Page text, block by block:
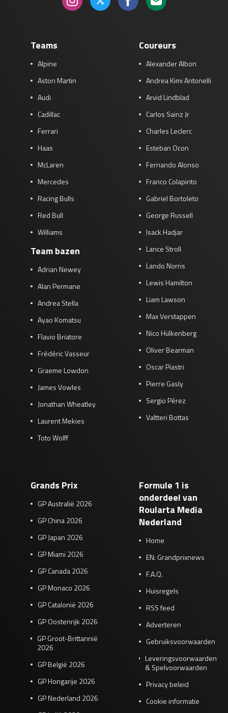
Teams
Alpine
Aston Martin
Audi
Cadillac
Ferrari
Haas
McLaren
Mercedes
Racing Bulls
Red Bull
Williams
Team bazen
Adrian Newey
Alan Permane
Andrea Stella
Ayao Komatsu
Flavio Briatore
Frédéric Vasseur
Graeme Lowdon
James Vowles
Jonathan Wheatley
Laurent Mekies
Toto Wolff
Coureurs
Alexander Albon
Andrea Kimi Antonelli
Arvid Lindblad
Carlos Sainz Jr
Charles Leclerc
Esteban Ocon
Fernando Alonso
Franco Colapinto
Gabriel Bortoleto
George Russell
Isack Hadjar
Lance Stroll
Lando Norris
Lewis Hamilton
Liam Lawson
Max Verstappen
Nico Hülkenberg
Oliver Bearman
Oscar Piastri
Pierre Gasly
Sergio Pérez
Valtteri Bottas
Grands Prix
GP Australië 2026
GP China 2026
GP Japan 2026
GP Miami 2026
GP Canada 2026
GP Monaco 2026
GP Catalonië 2026
GP Oostenrijk 2026
GP Groot-Brittannië
2026
GP België 2026
GP Hongarije 2026
GP Nederland 2026
Formule 1 is
onderdeel van
Roularta Media
Nederland
Home
EN: Grandprixnews
F.A.Q.
Huisregels
RSS feed
Adverteren
Gebruiksvoorwaarden
Leveringsvoorwaarden
& Spelvoorwaarden
Privacy beleid
Cookie informatie